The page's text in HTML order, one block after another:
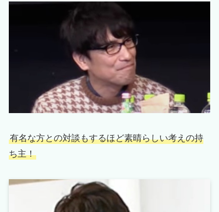
有名な方との対談もするほど素晴らしい考えの持
ち主！